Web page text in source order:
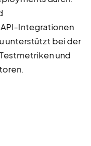
Integrationen
unterstützt bei der
und